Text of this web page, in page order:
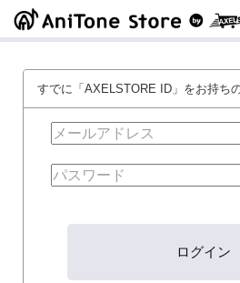
すでに「AXELSTORE ID」をお持ち